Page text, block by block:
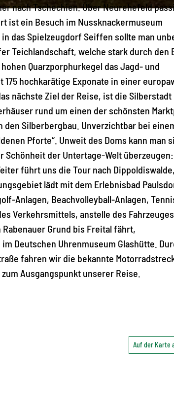
nach Tschechien. Über Neurehefeld
ist ein Besuch im Nussknackermuseum
das Spielzeugdorf Seiffen sollte man
Teichlandschaft, welche stark durch den
Quarzporphurkegel das Jagd- und
hochkarätige Exponate in einer
nächste Ziel der Reise, ist die Silberstadt
rund um einen der schönsten
Silberbergbau. Unverzichtbar bei
Pforte“. Unweit des Doms kann man
der Untertage-Welt
führt uns die Tour nach Dippoldiswalde,
lädt mit dem Erlebnisbad
Anlagen, Beachvolleyball-Anlagen,
Verkehrsmittels, anstelle des
Grund bis Freital fährt,
Deutschen Uhrenmuseum Glashütte.
fahren wir die bekannte
Ausgangspunkt unserer Reise.
Auf der Karte